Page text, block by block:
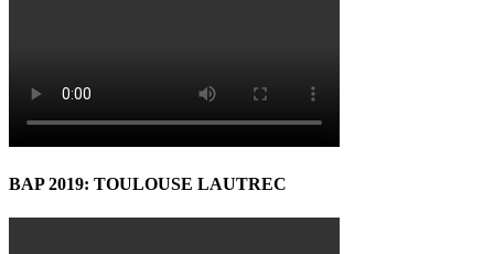
BAP 2019: TOULOUSE LAUTREC